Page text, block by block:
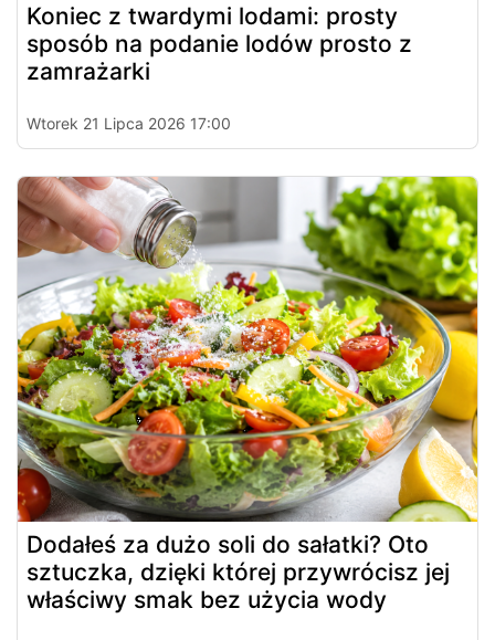
Koniec z twardymi lodami: prosty
sposób na podanie lodów prosto z
zamrażarki
Wtorek 21 Lipca 2026 17:00
Dodałeś za dużo soli do sałatki? Oto
sztuczka, dzięki której przywrócisz jej
właściwy smak bez użycia wody